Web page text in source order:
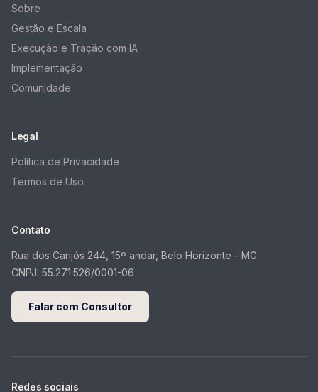
Sobre
Gestão e Escala
Execução e Tração com IA
Implementação
Comunidade
Legal
Política de Privacidade
Termos de Uso
Contato
Rua dos Carijós 244, 15º andar, Belo Horizonte - MG
CNPJ: 55.271.526/0001-06
Falar com Consultor
Redes sociais